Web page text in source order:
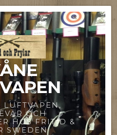
OCH
HOS FRITID &
SWEDEN